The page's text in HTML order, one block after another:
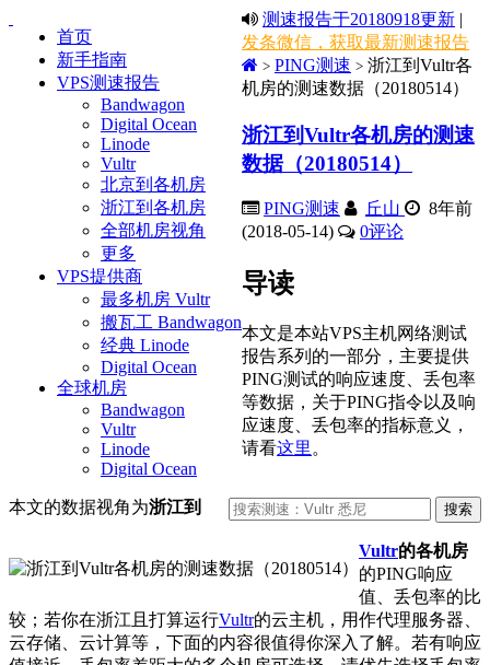
首页
新手指南
VPS测速报告
Bandwagon
Digital Ocean
Linode
Vultr
北京到各机房
浙江到各机房
全部机房视角
更多
VPS提供商
最多机房 Vultr
搬瓦工 Bandwagon
经典 Linode
Digital Ocean
全球机房
Bandwagon
Vultr
Linode
Digital Ocean
测速报告于20180918更新 |
发条微信，获取最新测速报告
> PING测速 > 浙江到Vultr各
机房的测速数据（20180514）
浙江到Vultr各机房的测速
数据（20180514）
PING测速 丘山
8年前
(2018-05-14)
0评论
导读
本文是本站VPS主机网络测试
报告系列的一部分，主要提供
PING测试的响应速度、丢包率
等数据，关于PING指令以及响
应速度、丢包率的指标意义，
请看这里 。
本文的数据视角为浙江到
Vultr的各机房
的PING响应
值、丢包率的比
较；若你在浙江且打算运行Vultr的云主机，用作代理服务器、
云存储、云计算等，下面的内容很值得你深入了解。若有响应